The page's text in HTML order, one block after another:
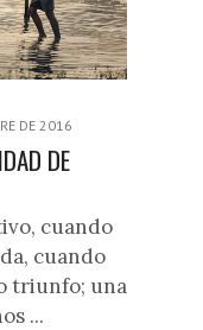
DE 2016
DE
cuando
cuando
triunfo; una
...